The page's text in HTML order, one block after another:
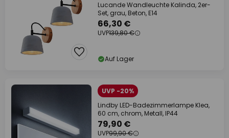
Lucande Wandleuchte Kalinda, 2er-
Set, grau, Beton, E14
66,30 €
UVP139,80 €
Auf Lager
UVP -20%
Lindby LED-Badezimmerlampe Klea,
60 cm, chrom, Metall, IP44
79,90 €
UVP99,90 €